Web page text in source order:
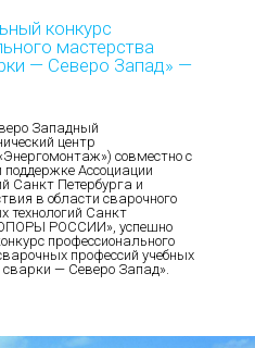
конкурс
мастерства
— Северо Запад» —
Западный
центр
совместно с
Ассоциации
Санкт Петербурга и
в области сварочного
технологий Санкт
РОССИИ», успешно
профессионального
профессий учебных
— Северо Запад».